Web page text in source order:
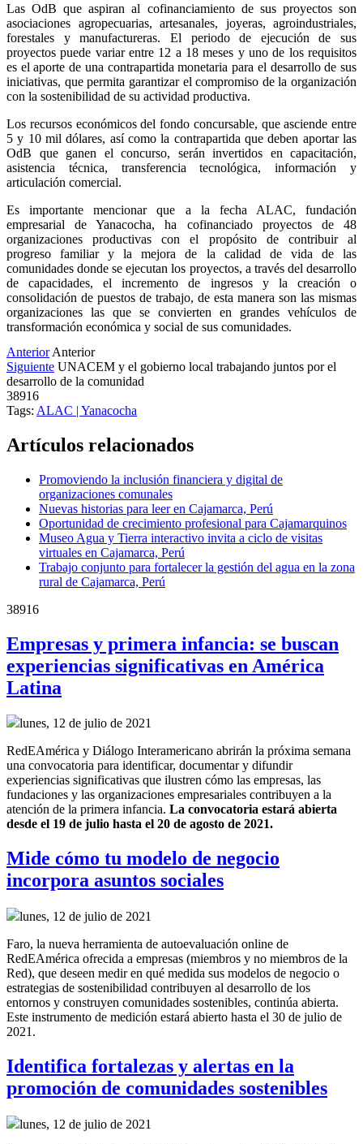
Las OdB que aspiran al cofinanciamiento de sus proyectos son
asociaciones agropecuarias, artesanales, joyeras, agroindustriales,
forestales y manufactureras. El periodo de ejecución de sus
proyectos puede variar entre 12 a 18 meses y uno de los requisitos
es el aporte de una contrapartida monetaria para el desarrollo de sus
iniciativas, que permita garantizar el compromiso de la organización
con la sostenibilidad de su actividad productiva.
Los recursos económicos del fondo concursable, que asciende entre
5 y 10 mil dólares, así como la contrapartida que deben aportar las
OdB que ganen el concurso, serán invertidos en capacitación,
asistencia técnica, transferencia tecnológica, información y
articulación comercial.
Es importante mencionar que a la fecha ALAC, fundación
empresarial de Yanacocha, ha cofinanciado proyectos de 48
organizaciones productivas con el propósito de contribuir al
progreso familiar y la mejora de la calidad de vida de las
comunidades donde se ejecutan los proyectos, a través del desarrollo
de capacidades, el incremento de ingresos y la creación o
consolidación de puestos de trabajo, de esta manera son las mismas
organizaciones las que se convierten en grandes vehículos de
transformación económica y social de sus comunidades.
Anterior Anterior
Siguiente UNACEM y el gobierno local trabajando juntos por el
desarrollo de la comunidad
38916
Tags: ALAC | Yanacocha
Artículos relacionados
Promoviendo la inclusión financiera y digital de
organizaciones comunales
Nuevas historias para leer en Cajamarca, Perú
Oportunidad de crecimiento profesional para Cajamarquinos
Museo Agua y Tierra interactivo invita a ciclo de visitas
virtuales en Cajamarca, Perú
Trabajo conjunto para fortalecer la gestión del agua en la zona
rural de Cajamarca, Perú
38916
Empresas y primera infancia: se buscan
experiencias significativas en América
Latina
lunes, 12 de julio de 2021
RedEAmérica y Diálogo Interamericano abrirán la próxima semana
una convocatoria para identificar, documentar y difundir
experiencias significativas que ilustren cómo las empresas, las
fundaciones y las organizaciones empresariales contribuyen a la
atención de la primera infancia. La convocatoria estará abierta
desde el 19 de julio hasta el 20 de agosto de 2021.
Mide cómo tu modelo de negocio
incorpora asuntos sociales
lunes, 12 de julio de 2021
Faro, la nueva herramienta de autoevaluación online de
RedEAmérica ofrecida a empresas (miembros y no miembros de la
Red), que deseen medir en qué medida sus modelos de negocio o
estrategias de sostenibilidad contribuyen al desarrollo de los
entornos y construyen comunidades sostenibles, continúa abierta.
Este instrumento de medición estará abierto hasta el 30 de julio de
2021.
Identifica fortalezas y alertas en la
promoción de comunidades sostenibles
lunes, 12 de julio de 2021